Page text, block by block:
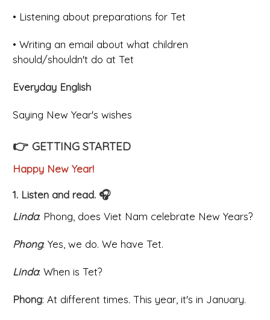
• Listening about preparations for Tet
• Writing an email about what children
should/shouldn't do at Tet
Everyday English
Saying New Year's wishes
👉 GETTING STARTED
Happy New Year!
1. Listen and read. 🎧
Linda: Phong, does Viet Nam celebrate New Years?
Phong: Yes, we do. We have Tet.
Linda: When is Tet?
Phong: At different times. This year, it's in January.